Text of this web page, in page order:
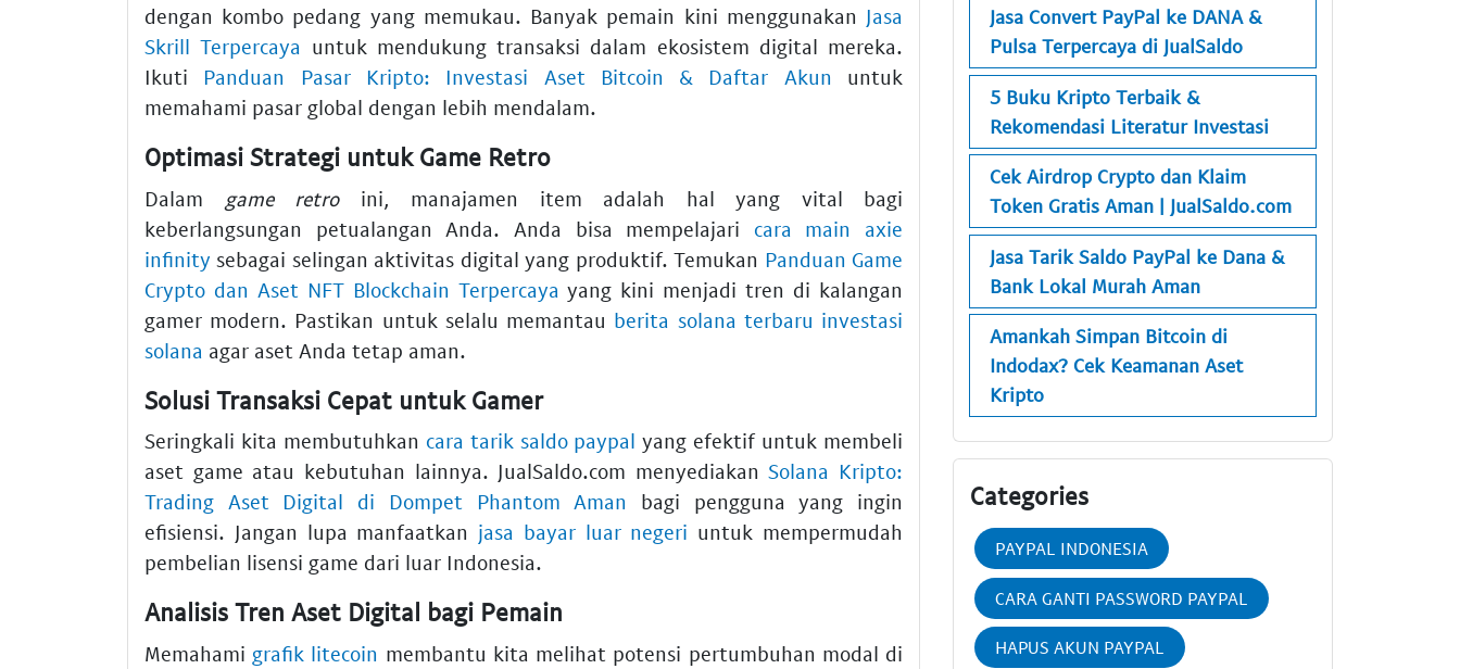
dengan kombo pedang yang memukau. Banyak pemain kini menggunakan Jasa
Skrill Terpercaya untuk mendukung transaksi dalam ekosistem digital mereka.
Ikuti Panduan Pasar Kripto: Investasi Aset Bitcoin & Daftar Akun untuk
memahami pasar global dengan lebih mendalam.
Optimasi Strategi untuk Game Retro
Dalam game retroini, manajamen item adalah hal yang vital bagi
keberlangsungan petualangan Anda. Anda bisa mempelajari cara main axie
infinity sebagai selingan aktivitas digital yang produktif. Temukan Panduan Game
Crypto dan Aset NFT Blockchain Terpercaya yang kini menjadi tren di kalangan
gamer modern. Pastikan untuk selalu memantau berita solana terbaru investasi
solana agar aset Anda tetap aman.
Solusi Transaksi Cepat untuk Gamer
Seringkali kita membutuhkan cara tarik saldo paypal yang efektif untuk membeli
aset game atau kebutuhan lainnya. JualSaldo.com menyediakanSolana Kripto:
Trading Aset Digital di Dompet Phantom Aman bagi pengguna yang ingin
efisiensi. Jangan lupa manfaatkan jasa bayar luar negeri untuk mempermudah
pembelian lisensi game dari luar Indonesia.
Analisis Tren Aset Digital bagi Pemain
Memahami grafik litecoin membantu kita melihat potensi pertumbuhan modal di
Jasa Convert PayPal ke DANA &
Pulsa Terpercaya di JualSaldo
5 Buku Kripto Terbaik &
Rekomendasi Literatur Investasi
Cek Airdrop Crypto dan Klaim
Token Gratis Aman | JualSaldo.com
Jasa Tarik Saldo PayPal ke Dana &
Bank Lokal Murah Aman
Amankah Simpan Bitcoin di
Indodax? Cek Keamanan Aset
Kripto
Categories
PAYPAL INDONESIA
CARA GANTI PASSWORD PAYPAL
HAPUS AKUN PAYPAL